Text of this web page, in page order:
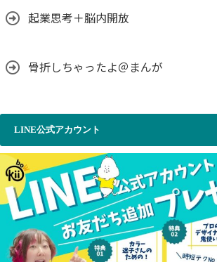
起業思考＋脳内開放
骨折しちゃったよ＠まんが
LINE公式アカウント